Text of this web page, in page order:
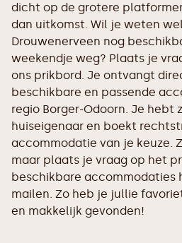
dicht op de grotere
dan uitkomst. Wil je weten
Drouwenerveen nog
weekendje weg? Plaats je
ons prikbord. Je ontvangt
beschikbare en passende
regio Borger-Odoorn. Je
huiseigenaar en boekt
accommodatie van je keuze.
maar plaats je vraag op het
beschikbare accommodaties
mailen. Zo heb je jullie
en makkelijk gevonden!